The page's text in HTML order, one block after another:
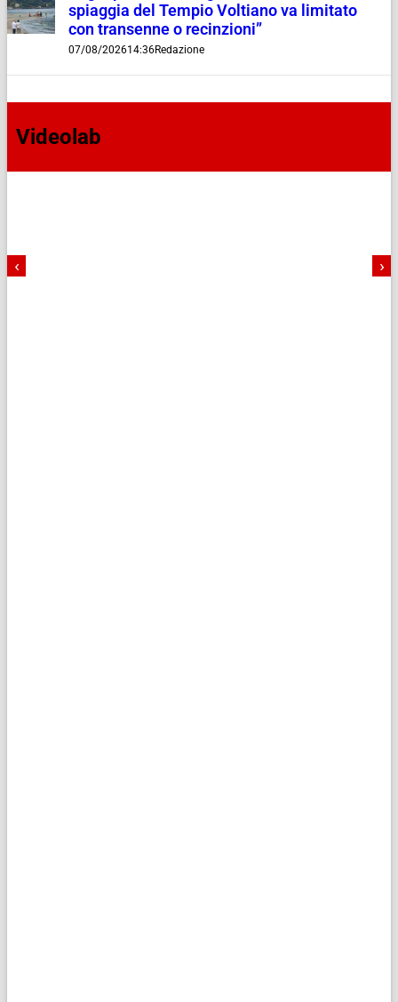
spiaggia del Tempio Voltiano va limitato
con transenne o recinzioni”
07/08/202614:36Redazione
Videolab
‹ ›